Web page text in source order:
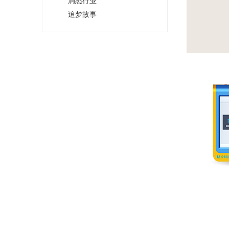
追梦故事